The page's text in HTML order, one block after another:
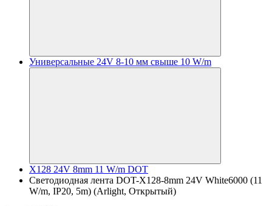
Универсальные 24V 8-10 мм свыше 10 W/m
X128 24V 8mm 11 W/m DOT
Светодиодная лента DOT-X128-8mm 24V White6000 (11
W/m, IP20, 5m) (Arlight, Открытый)